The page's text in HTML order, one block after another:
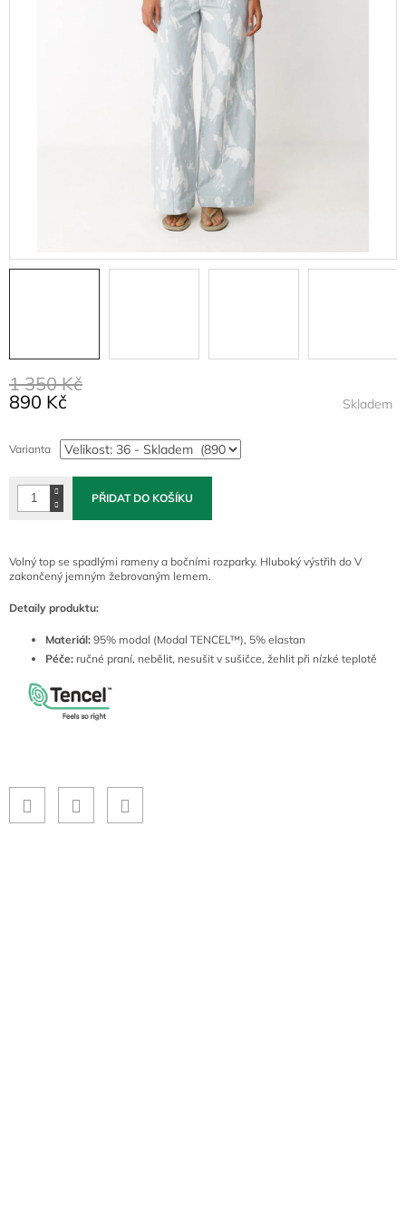
1 350 Kč
890 Kč
cena:
Skladem
Varianta
PŘIDAT DO KOŠÍKU
Volný top se spadlými rameny a bočními rozparky. Hluboký výstřih do V
zakončený jemným žebrovaným lemem.
Detaily produktu:
Materiál: 95% modal (Modal TENCEL™), 5% elastan
Péče: ručné praní, nebělit, nesušit v sušičce, žehlit při nízké teplotě